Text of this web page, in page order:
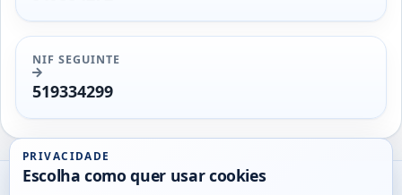
NIF SEGUINTE
519334299
Utils
PRIVACIDADE
Escolha como quer usar cookies